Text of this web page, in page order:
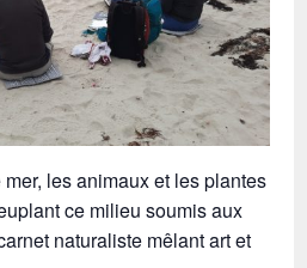
les animaux et les plantes
ce milieu soumis aux
naturaliste mêlant art et